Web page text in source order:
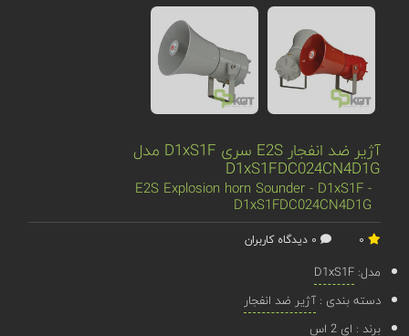
آژیر ضد انفجار E2S سری D1xS1F مدل
D1xS1FDC024CN4D1G
E2S Explosion horn Sounder - D1xS1F -
D1xS1FDC024CN4D1G
مدل:D1xS1F
دسته بندی :آژیر ضد انفجار
برند : ای 2 اس